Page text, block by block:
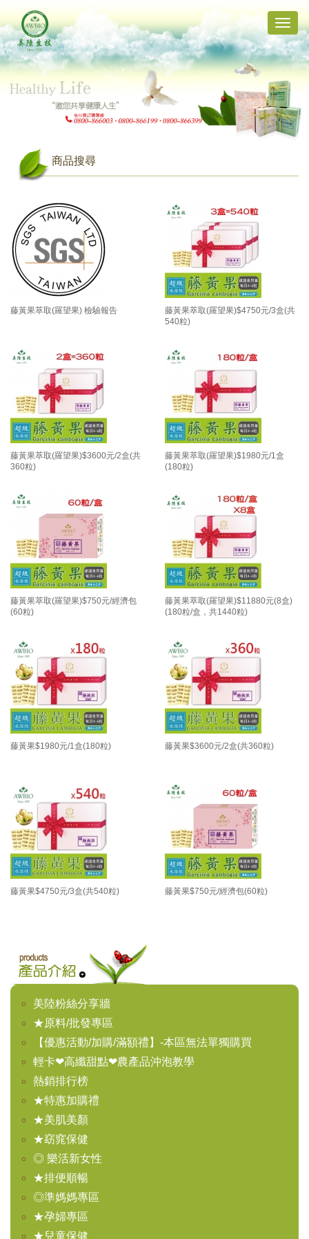
Toggle
商品搜尋
藤黃果萃取(羅望果) 檢驗報告
藤黃果萃取(羅望果)$4750元/3盒(共
540粒)
藤黃果萃取(羅望果)$3600元/2盒(共
360粒)
藤黃果萃取(羅望果)$1980元/1盒
(180粒)
藤黃果萃取(羅望果)$750元/經濟包
(60粒)
藤黃果萃取(羅望果)$11880元(8盒)
(180粒/盒，共1440粒)
藤黃果$1980元/1盒(180粒) 藤黃果$3600元/2盒(共360粒)
藤黃果$4750元/3盒(共540粒) 藤黃果$750元/經濟包(60粒)
美陸粉絲分享牆
★原料/批發專區
【優惠活動/加購/滿額禮】-本區無法單獨購買
輕卡❤高纖甜點❤農產品沖泡教學
熱銷排行榜
★特惠加購禮
★美肌美顏
★窈窕保健
◎ 樂活新女性
★排便順暢
◎準媽媽專區
★孕婦專區
★兒童保健